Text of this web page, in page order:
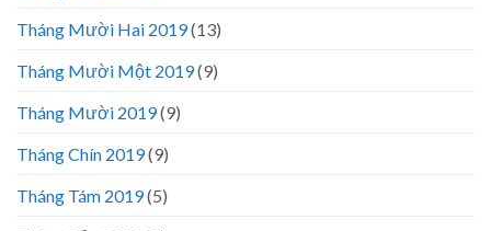
Tháng Mười Hai 2019(13)
Tháng Mười Một 2019(9)
Tháng Mười 2019(9)
Tháng Chín 2019(9)
Tháng Tám 2019(5)